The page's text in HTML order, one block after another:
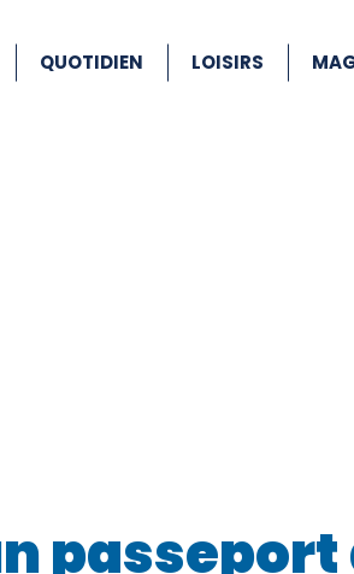
QUOTIDIEN LOISIRS
passeport